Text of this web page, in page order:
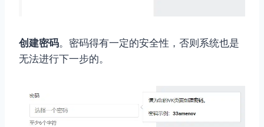
创建密码。密码得有一定的安全性，否则系统也是
无法进行下一步的。